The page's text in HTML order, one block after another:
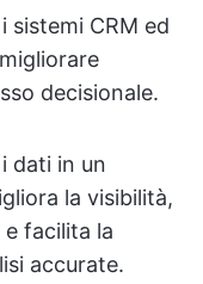
sistemi CRM ed
decisionale.
dati in un
la visibilità,
facilita la
accurate.